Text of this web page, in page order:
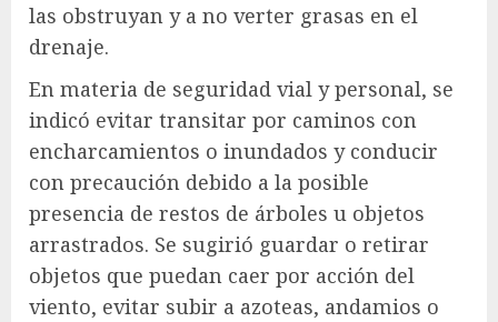
las obstruyan y a no verter grasas en el
drenaje.
En materia de seguridad vial y personal, se
indicó evitar transitar por caminos con
encharcamientos o inundados y conducir
con precaución debido a la posible
presencia de restos de árboles u objetos
arrastrados. Se sugirió guardar o retirar
objetos que puedan caer por acción del
viento, evitar subir a azoteas, andamios o